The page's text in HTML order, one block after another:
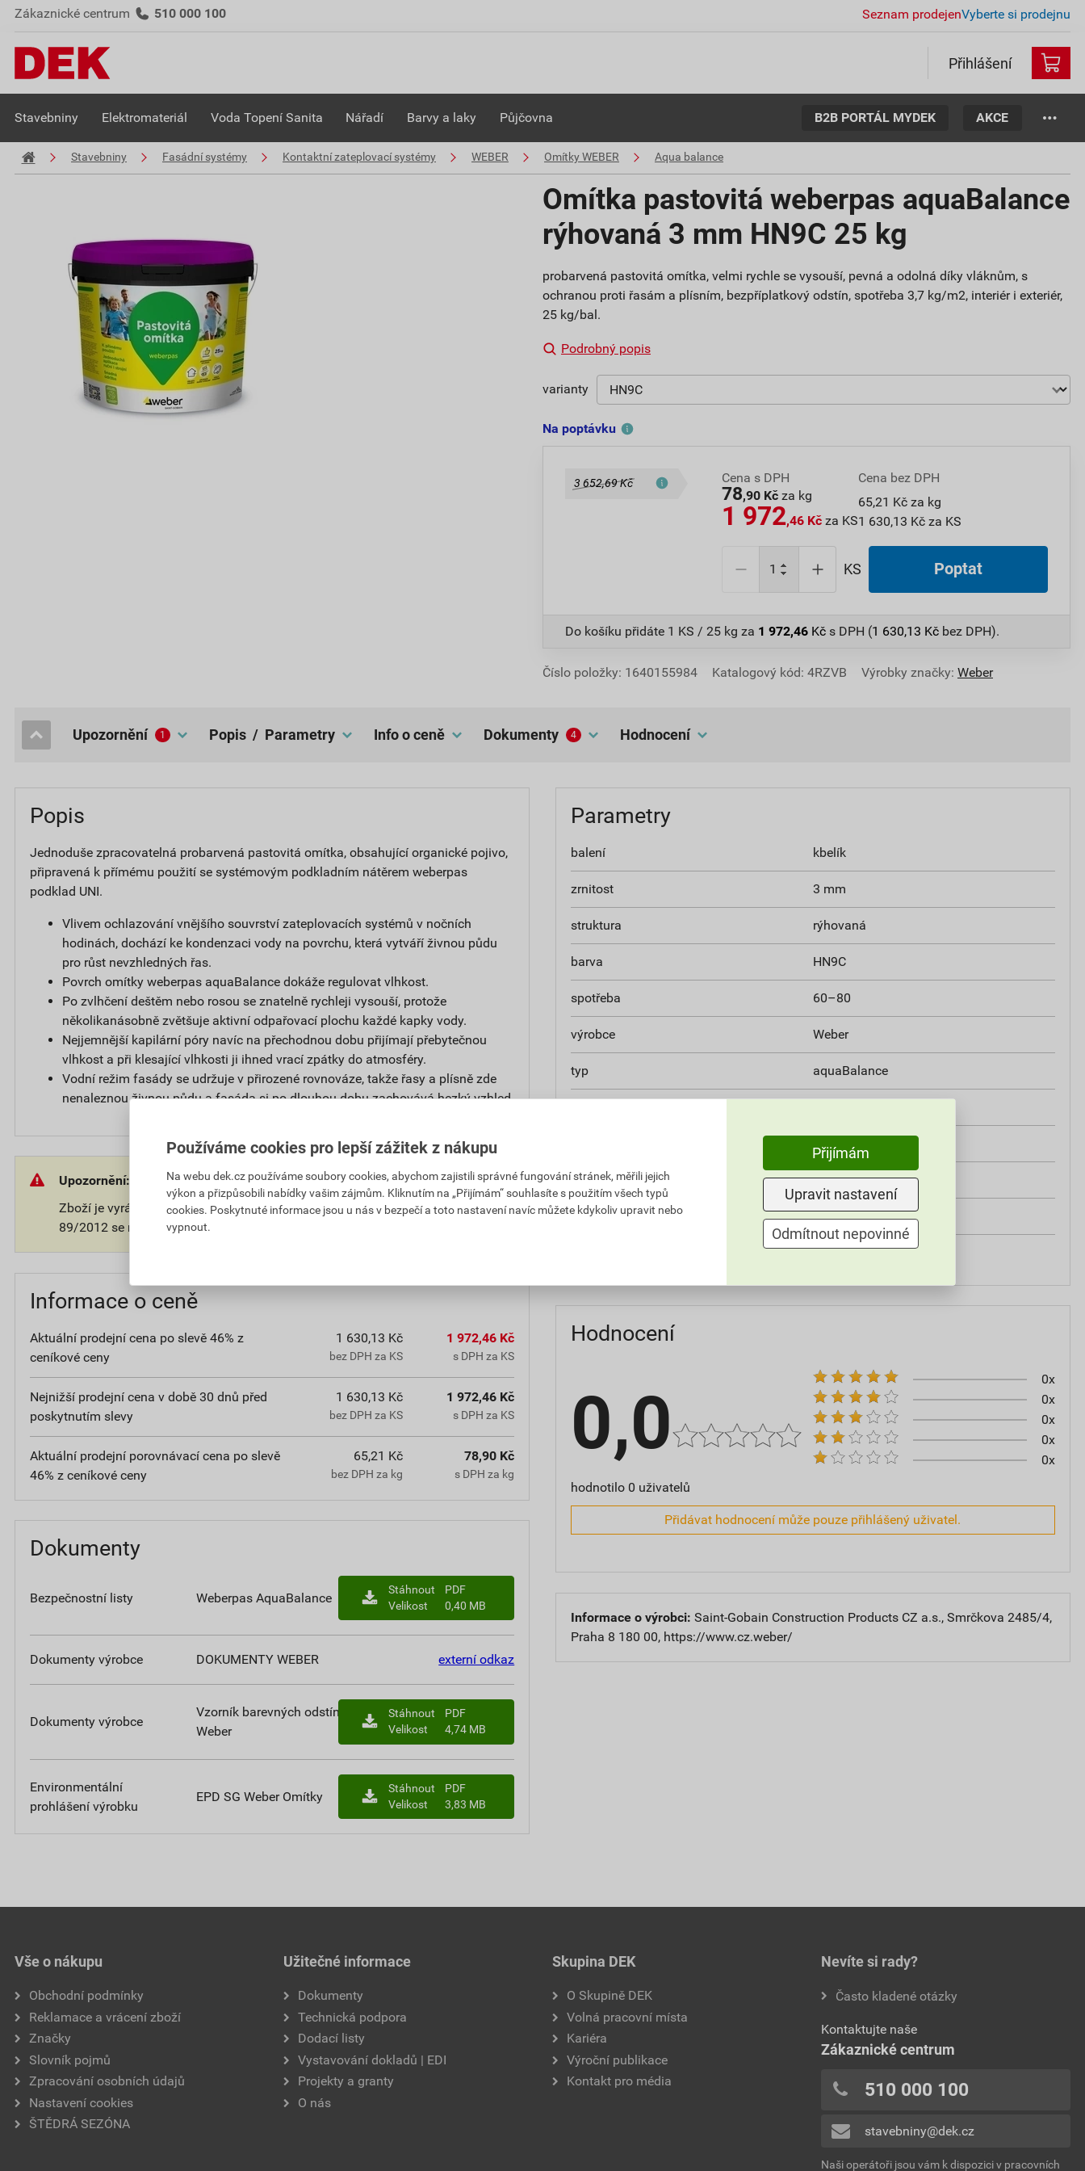
Zákaznické centrum 510 000 100 Seznam prodejenVyberte si prodejnu
Přihlášení
Stavebniny Elektromateriál Voda Topení Sanita Nářadí Barvy a laky Půjčovna B2B PORTÁL MYDEK AKCE
Stavebniny Fasádní systémy Kontaktní zateplovací systémy WEBER Omítky WEBER Aqua balance
Omítka pastovitá weberpas aquaBalance
rýhovaná 3 mm HN9C 25 kg
probarvená pastovitá omítka, velmi rychle se vysouší, pevná a odolná díky vláknům, s
ochranou proti řasám a plísním, bezpříplatkový odstín, spotřeba 3,7 kg/m2, interiér i exteriér,
25 kg/bal.
Podrobný popis
varianty
Na poptávku
3 652,69 Kč Cena s DPH
78,90 Kč za kg
1 972,46 Kč za KS
Cena bez DPH
65,21 Kč za kg
1 630,13 Kč za KS
KS Poptat
Do košíku přidáte 1 KS / 25 kg za 1 972,46 Kč s DPH (1 630,13 Kč bez DPH).
Číslo položky: 1640155984 Katalogový kód: 4RZVB Výrobky značky: Weber
popis / Parametry
upozornění 1 Info o ceně dokumenty 4 hodnocení
Popis
Jednoduše zpracovatelná probarvená pastovitá omítka, obsahující organické pojivo,
připravená k přímému použití se systémovým podkladním nátěrem weberpas
podklad UNI.
Vlivem ochlazování vnějšího souvrství zateplovacích systémů v nočních
hodinách, dochází ke kondenzaci vody na povrchu, která vytváří živnou půdu
pro růst nevzhledných řas.
Povrch omítky weberpas aquaBalance dokáže regulovat vlhkost.
Po zvlhčení deštěm nebo rosou se znatelně rychleji vysouší, protože
několikanásobně zvětšuje aktivní odpařovací plochu každé kapky vody.
Nejjemnější kapilární póry navíc na přechodnou dobu přijímají přebytečnou
vlhkost a při klesající vlhkosti ji ihned vrací zpátky do atmosféry.
Vodní režim fasády se udržuje v přirozené rovnováze, takže řasy a plísně zde
nenaleznou živnou půdu a fasáda si po dlouhou dobu zachovává hezký vzhled.
Upozornění:
Zboží je vyráběno na přání zákazníka. V souladu s občanským zákoníkem č.
89/2012 se na takové zboží nevztahuje 14-ti denní ochranná lhůta.
Informace o ceně
Aktuální prodejní cena po slevě 46% z
ceníkové ceny
1 630,13 Kč
bez DPH za KS
1 972,46 Kč
s DPH za KS
Nejnižší prodejní cena v době 30 dnů před
poskytnutím slevy
1 630,13 Kč
bez DPH za KS
1 972,46 Kč
s DPH za KS
Aktuální prodejní porovnávací cena po slevě
46% z ceníkové ceny
65,21 Kč
bez DPH za kg
78,90 Kč
s DPH za kg
Dokumenty
Bezpečnostní listy Weberpas AquaBalance
Stáhnout
PDF
Velikost
0,40 MB
Dokumenty výrobce DOKUMENTY WEBER externí odkaz
Dokumenty výrobce
Vzorník barevných odstínů
Weber
Stáhnout
PDF
Velikost
4,74 MB
Environmentální
prohlášení výrobku
EPD SG Weber Omítky
Stáhnout
PDF
Velikost
3,83 MB
Parametry
balení kbelík
zrnitost 3 mm
struktura rýhovaná
barva HN9C
spotřeba 60–80
výrobce Weber
typ aquaBalance
od +5°C do +25°C
hmotnost 25 kg
typ výrobku omítky
60–80
Hodnocení
0,0
hodnotilo 0 uživatelů
0x
0x
0x
0x
0x
Přidávat hodnocení může pouze přihlášený uživatel.
Informace o výrobci: Saint-Gobain Construction Products CZ a.s., Smrčkova 2485/4,
Praha 8 180 00, https://www.cz.weber/
Vše o nákupu
Obchodní podmínky
Reklamace a vrácení zboží
Značky
Slovník pojmů
Zpracování osobních údajů
Nastavení cookies
ŠTĚDRÁ SEZÓNA
Užitečné informace
Dokumenty
Technická podpora
Dodací listy
Vystavování dokladů | EDI
Projekty a granty
O nás
Skupina DEK
O Skupině DEK
Volná pracovní místa
Kariéra
Výroční publikace
Kontakt pro média
Nevíte si rady?
Často kladené otázky
Kontaktujte naše
Zákaznické centrum
510 000 100
stavebniny@dek.cz
Naši operátoři jsou vám k dispozici v pracovních
Používáme cookies pro lepší zážitek z nákupu
Na webu dek.cz používáme soubory cookies, abychom zajistili správné fungování stránek, měřili jejich
výkon a přizpůsobili nabídky vašim zájmům. Kliknutím na „Přijímám“ souhlasíte s použitím všech typů
cookies. Poskytnuté informace jsou u nás v bezpečí a toto nastavení navíc můžete kdykoliv upravit nebo
vypnout.
Přijímám
Upravit nastavení
Odmítnout nepovinné